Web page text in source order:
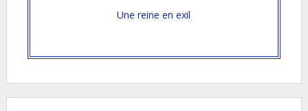
Une reine en exil